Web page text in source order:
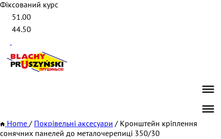
Фіксований курс
51.00
44.50
Home / Покрівельні аксесуари / Кронштейн кріплення
сонячних панелей до металочерепиці 350/30